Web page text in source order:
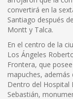
convertirá en la
Santiago después
Montt y Talca.
En el centro de la
Los Ángeles
Frontera, que
mapuches, además
Dentro del Hospital
Sebastián,